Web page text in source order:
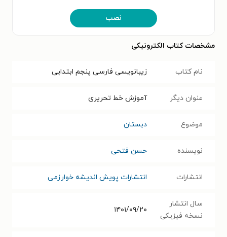
نصب
مشخصات کتاب الکترونیکی
نام کتاب زیبانویسی فارسی پنجم ابتدایی
عنوان دیگر آموزش خط تحریری
موضوع دبستان
نویسنده حسن فتحی
انتشارات انتشارات پویش اندیشه خوارزمی
سال انتشار
نسخه فیزیکی
۱۴۰۱/۰۹/۲۰